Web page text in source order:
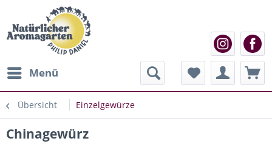
Menü
Übersicht Einzelgewürze
Chinagewürz